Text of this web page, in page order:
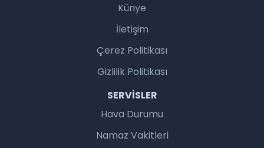
Künye
İletişim
Çerez Politikası
Gizlilik Politikası
SERVISLER
Hava Durumu
Namaz Vakitleri